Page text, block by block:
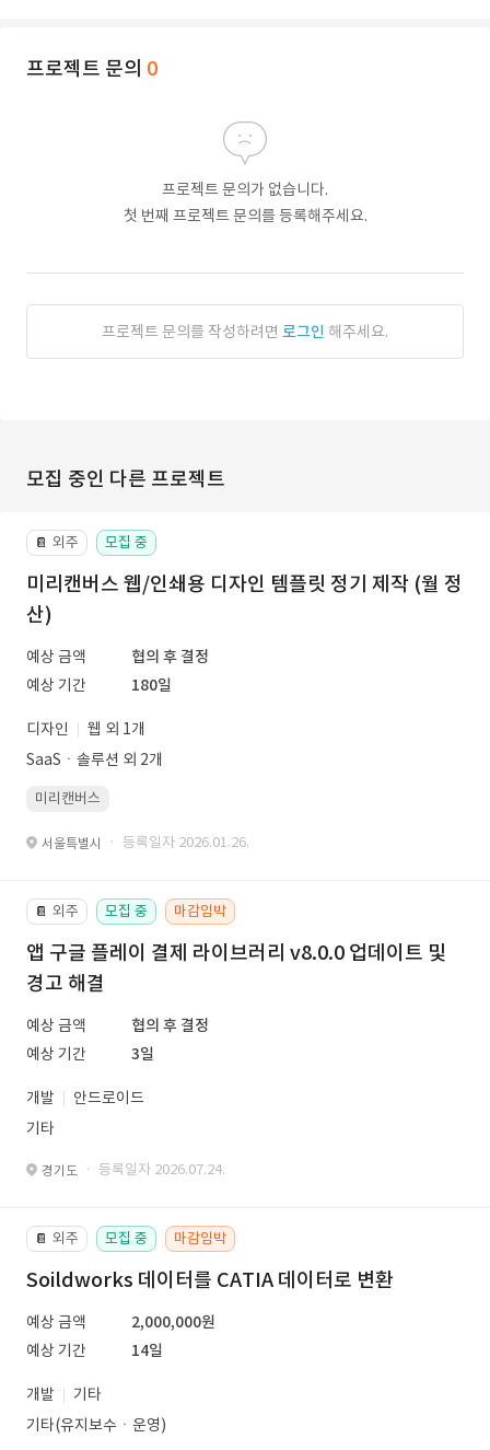
프로젝트 문의 0
프로젝트 문의가 없습니다.
첫 번째 프로젝트 문의를 등록해주세요.
프로젝트 문의를 작성하려면 로그인 해주세요.
모집 중인 다른 프로젝트
📔 외주 모집 중
미리캔버스 웹/인쇄용 디자인 템플릿 정기 제작 (월 정
산)
예상 금액
협의 후 결정
예상 기간
180일
디자인
웹 외 1개
SaaSㆍ솔루션 외 2개
미리캔버스
서울특별시 · 등록일자 2026.01.26.
📔 외주 모집 중 마감임박
앱 구글 플레이 결제 라이브러리 v8.0.0 업데이트 및
경고 해결
예상 금액
협의 후 결정
예상 기간
3일
개발
안드로이드
기타
경기도 · 등록일자 2026.07.24.
📔 외주 모집 중 마감임박
Soildworks 데이터를 CATIA 데이터로 변환
예상 금액
2,000,000원
예상 기간
14일
개발
기타
기타(유지보수ㆍ운영)